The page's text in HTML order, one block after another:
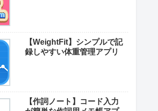
【WeightFit】シンプルで記
録しやすい体重管理アプリ
【作詞ノート】コード入力